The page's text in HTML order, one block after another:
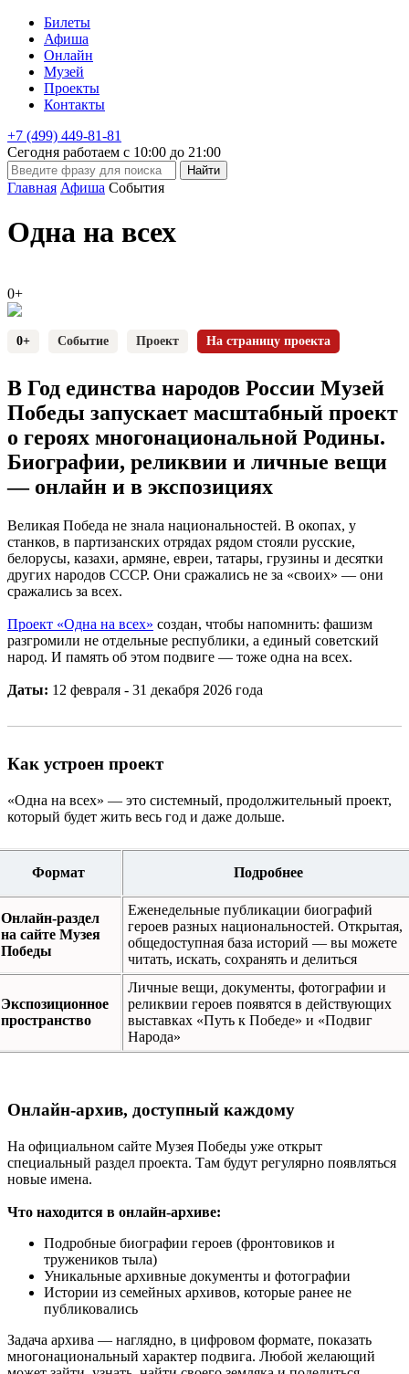
Билеты
Афиша
Онлайн
Музей
Проекты
Контакты
+7 (499) 449-81-81
Сегодня работаем с 10:00 до 21:00
Главная Афиша События
Одна на всех
0+
0+ Событие Проект На страницу проекта
В Год единства народов России Музей
Победы запускает масштабный проект
о героях многонациональной Родины.
Биографии, реликвии и личные вещи
— онлайн и в экспозициях
Великая Победа не знала национальностей. В окопах, у
станков, в партизанских отрядах рядом стояли русские,
белорусы, казахи, армяне, евреи, татары, грузины и десятки
других народов СССР. Они сражались не за «своих» — они
сражались за всех.
Проект «Одна на всех» создан, чтобы напомнить: фашизм
разгромили не отдельные республики, а единый советский
народ. И память об этом подвиге — тоже одна на всех.
Даты: 12 февраля - 31 декабря 2026 года
Как устроен проект
«Одна на всех» — это системный, продолжительный проект,
который будет жить весь год и даже дольше.
Формат Подробнее
Онлайн-раздел
на сайте Музея
Победы
Еженедельные публикации биографий
героев разных национальностей. Открытая,
общедоступная база историй — вы можете
читать, искать, сохранять и делиться
Экспозиционное
пространство
Личные вещи, документы, фотографии и
реликвии героев появятся в действующих
выставках «Путь к Победе» и «Подвиг
Народа»
Онлайн-архив, доступный каждому
На официальном сайте Музея Победы уже открыт
специальный раздел проекта. Там будут регулярно появляться
новые имена.
Что находится в онлайн-архиве:
Подробные биографии героев (фронтовиков и
тружеников тыла)
Уникальные архивные документы и фотографии
Истории из семейных архивов, которые ранее не
публиковались
Задача архива — наглядно, в цифровом формате, показать
многонациональный характер подвига. Любой желающий